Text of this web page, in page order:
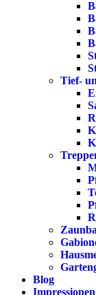
Tief-
Blog
Impressionen